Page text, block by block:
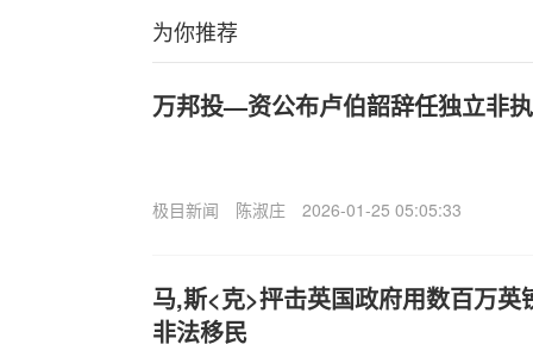
为你推荐
万邦投—资公布卢伯韶辞任独立非
极目新闻 陈淑庄 2026-01-25 05:05:33
马,斯<克>抨击英国政府用数百万英
非法移民